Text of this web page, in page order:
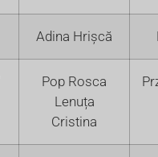
Adina Hrișcă
Pop Rosca
Lenuța
Cristina